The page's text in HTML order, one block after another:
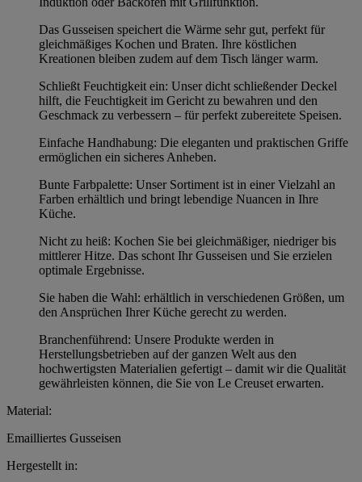
Das Gusseisen speichert die Wärme sehr gut, perfekt für
gleichmäßiges Kochen und Braten. Ihre köstlichen
Kreationen bleiben zudem auf dem Tisch länger warm.
Schließt Feuchtigkeit ein: Unser dicht schließender Deckel
hilft, die Feuchtigkeit im Gericht zu bewahren und den
Geschmack zu verbessern – für perfekt zubereitete Speisen.
Einfache Handhabung: Die eleganten und praktischen Griffe
ermöglichen ein sicheres Anheben.
Bunte Farbpalette: Unser Sortiment ist in einer Vielzahl an
Farben erhältlich und bringt lebendige Nuancen in Ihre
Küche.
Nicht zu heiß: Kochen Sie bei gleichmäßiger, niedriger bis
mittlerer Hitze. Das schont Ihr Gusseisen und Sie erzielen
optimale Ergebnisse.
Sie haben die Wahl: erhältlich in verschiedenen Größen, um
den Ansprüchen Ihrer Küche gerecht zu werden.
Branchenführend: Unsere Produkte werden in
Herstellungsbetrieben auf der ganzen Welt aus den
hochwertigsten Materialien gefertigt – damit wir die Qualität
gewährleisten können, die Sie von Le Creuset erwarten.
Material:
Emailliertes Gusseisen
Hergestellt in: